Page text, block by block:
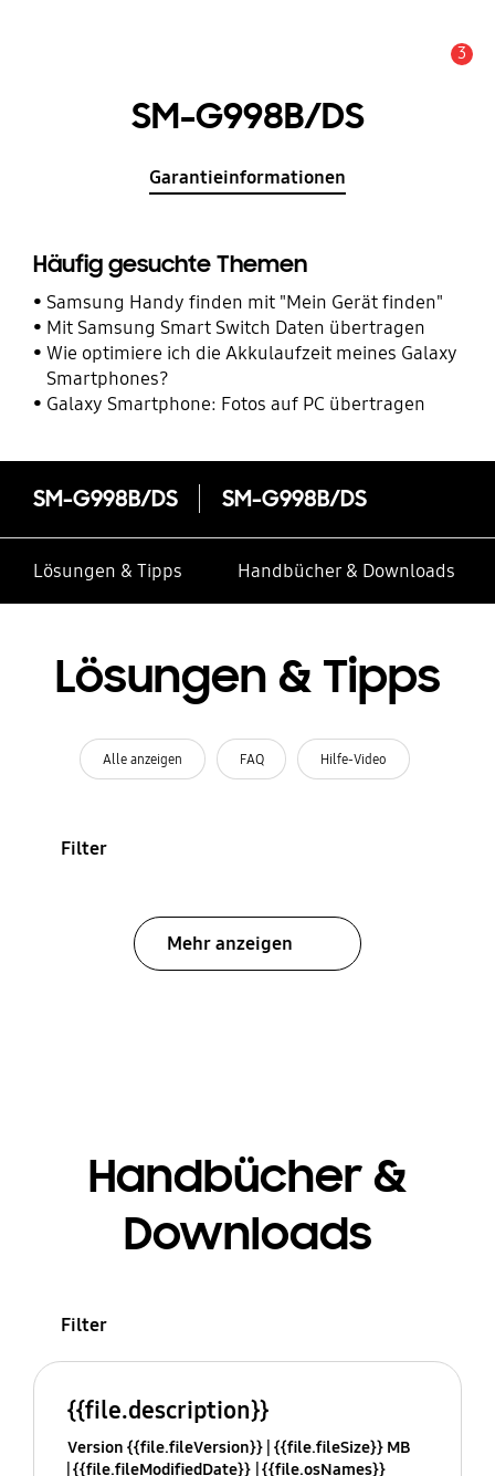
3
SM-G998B/DS
Garantieinformationen
Häufig gesuchte Themen
Samsung Handy finden mit "Mein Gerät finden"
Mit Samsung Smart Switch Daten übertragen
Wie optimiere ich die Akkulaufzeit meines Galaxy
Smartphones?
Galaxy Smartphone: Fotos auf PC übertragen
SM-G998B/DS SM-G998B/DS
Lösungen & Tipps Handbücher & Downloads
Lösungen & Tipps
Alle anzeigen FAQ Hilfe-Video
Filter
Mehr anzeigen
Handbücher &
Downloads
Filter
{{file.description}}
Version {{file.fileVersion}} {{file.fileSize}} MB
{{file.fileModifiedDate}} {{file.osNames}}